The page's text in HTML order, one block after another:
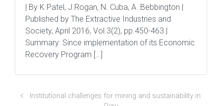
| By K Patel, J.Rogan, N. Cuba, A. Bebbington |
Published by The Extractive Industries and
Society, April 2016, Vol.3(2), pp.450-463 |
Summary: Since implementation of its Economic
Recovery Program […]
Institutional challenges for mining and sustainability in